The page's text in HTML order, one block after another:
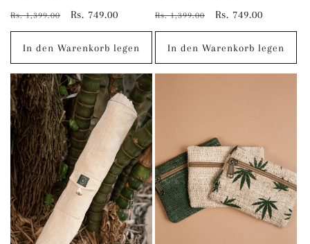
insgesamt
Normaler
Preis
Rs. 1,399.00 Verkaufspreis
Rs. 749.00
In den Warenkorb legen
insgesamt
Normaler
Preis
Rs. 1,399.00 Verkaufspreis
Rs. 749.00
In den Warenkorb legen